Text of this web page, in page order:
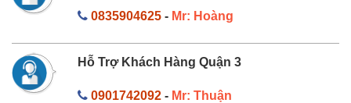
0835904625- Mr: Hoàng
Hỗ Trợ Khách Hàng Quận 3
0901742092- Mr: Thuận